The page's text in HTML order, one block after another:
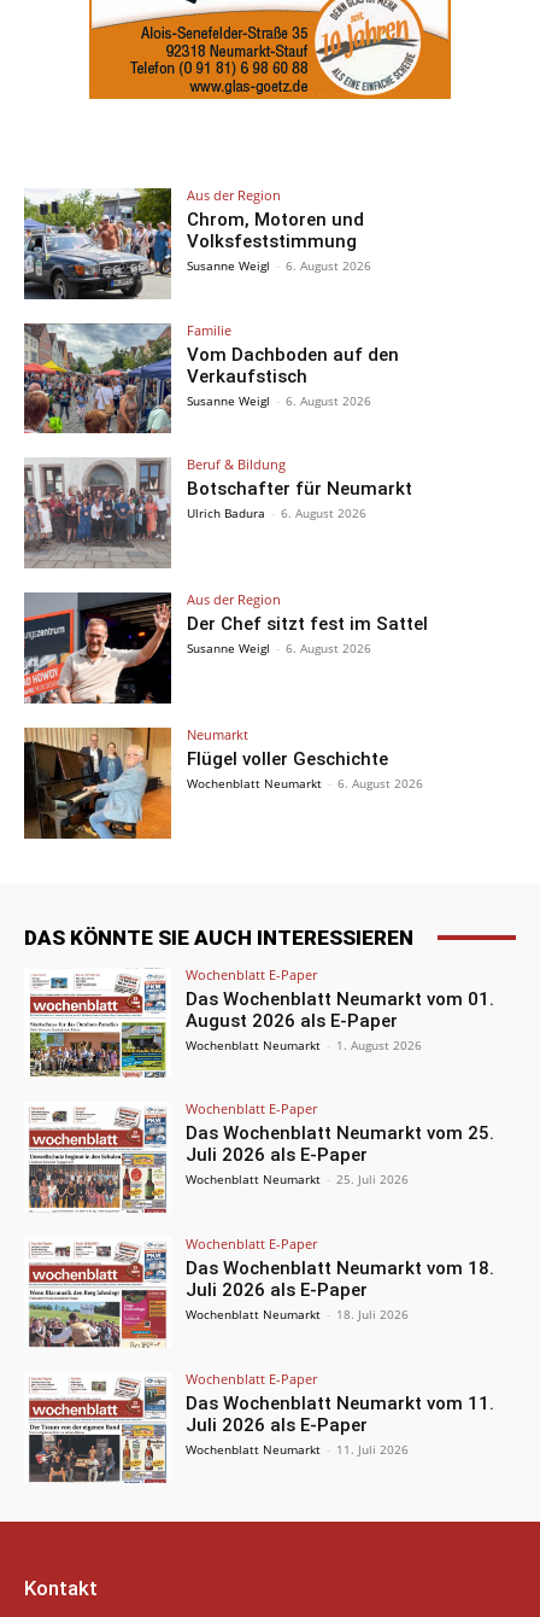
Aus der Region
Chrom, Motoren und
Volksfeststimmung
Susanne Weigl - 6. August 2026
Familie
Vom Dachboden auf den
Verkaufstisch
Susanne Weigl - 6. August 2026
Beruf & Bildung
Botschafter für Neumarkt
Ulrich Badura - 6. August 2026
Aus der Region
Der Chef sitzt fest im Sattel
Susanne Weigl - 6. August 2026
Neumarkt
Flügel voller Geschichte
Wochenblatt Neumarkt - 6. August 2026
DAS KÖNNTE SIE AUCH INTERESSIEREN
Wochenblatt E-Paper
Das Wochenblatt Neumarkt vom 01.
August 2026 als E-Paper
Wochenblatt Neumarkt - 1. August 2026
Wochenblatt E-Paper
Das Wochenblatt Neumarkt vom 25.
Juli 2026 als E-Paper
Wochenblatt Neumarkt - 25. Juli 2026
Wochenblatt E-Paper
Das Wochenblatt Neumarkt vom 18.
Juli 2026 als E-Paper
Wochenblatt Neumarkt - 18. Juli 2026
Wochenblatt E-Paper
Das Wochenblatt Neumarkt vom 11.
Juli 2026 als E-Paper
Wochenblatt Neumarkt - 11. Juli 2026
Kontakt